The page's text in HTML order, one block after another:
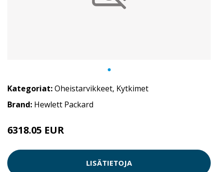
Kategoriat:Oheistarvikkeet, Kytkimet
Brand: Hewlett Packard
6318.05 EUR
LISÄTIETOJA